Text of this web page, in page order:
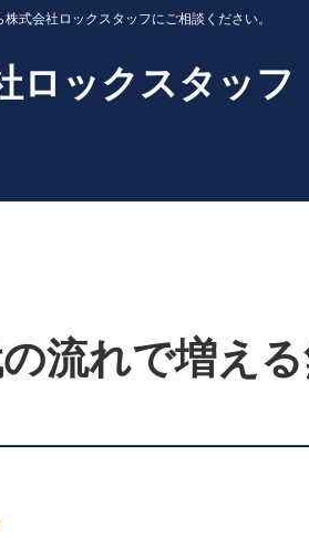
式会社ロックスタッフにご相談ください。
ロックスタッフ
流れで増え